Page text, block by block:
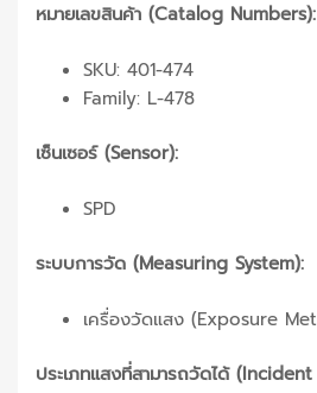
หมายเลขสินค้า (Catalog Numbers):
SKU: 401-474
Family: L-478
เซ็นเซอร์ (Sensor):
SPD
ระบบการวัด (Measuring System):
เครื่องวัดแสง (Exposure
ประเภทแสงที่สามารถวัดได้